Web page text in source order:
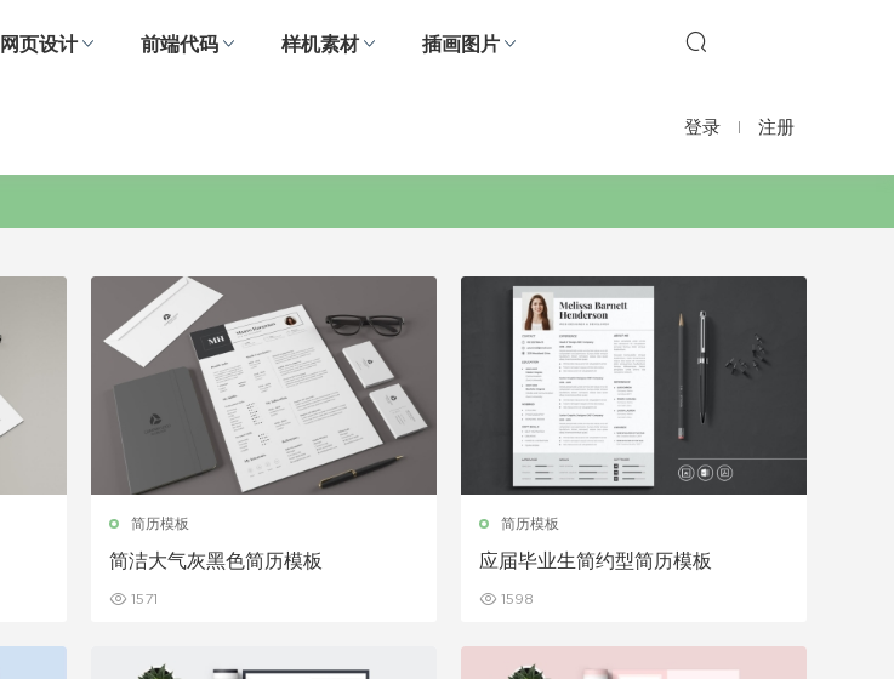
网页设计 前端代码 样机素材 插画图片
登录 注册
简历模板
简洁大气灰黑色简历模板
1571
简历模板
应届毕业生简约型简历模板
1598